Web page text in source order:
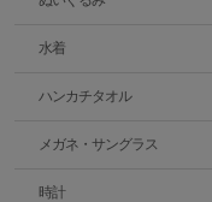
水着
ハンカチタオル
メガネ・サングラス
時計